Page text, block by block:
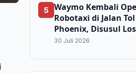
5 Waymo Kembali
Robotaxi di Jalan Tol
Phoenix, Disusul
dan San Francisco
30 Juli 2026